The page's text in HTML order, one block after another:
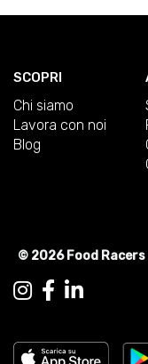
SCOPRI
Chi siamo
Lavora con noi
Blog
© 2026 Food Racers